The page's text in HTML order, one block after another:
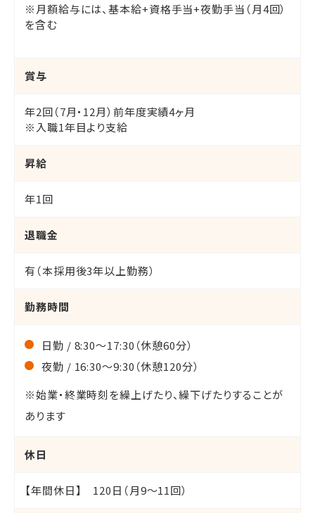
※月額給与には、基本給+資格手当+夜勤手当（月4回）
を含む
賞与
年2回（7月・12月）前年度実績4ヶ月
※入職1年目より支給
昇給
年1回
退職金
有（本採用後3年以上勤務）
勤務時間
日勤 / 8:30～17:30（休憩60分）
夜勤 / 16:30～9:30（休憩120分）
※始業・終業時刻を繰上げたり、繰下げたりすることが
あります
休日
【年間休日】 120日（月9～11回）